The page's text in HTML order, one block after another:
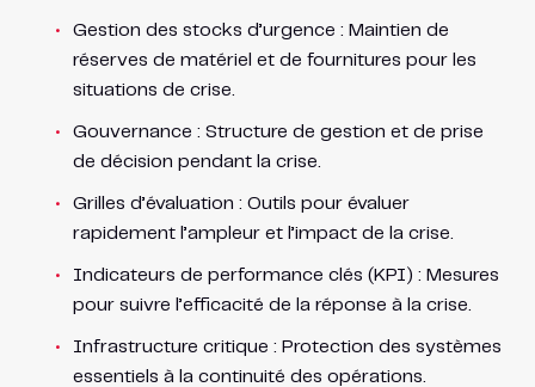
Gestion des stocks d’urgence : Maintien de
réserves de matériel et de fournitures pour les
situations de crise.
Gouvernance : Structure de gestion et de prise
de décision pendant la crise.
Grilles d’évaluation : Outils pour évaluer
rapidement l’ampleur et l’impact de la crise.
Indicateurs de performance clés (KPI) : Mesures
pour suivre l’efficacité de la réponse à la crise.
Infrastructure critique : Protection des systèmes
essentiels à la continuité des opérations.